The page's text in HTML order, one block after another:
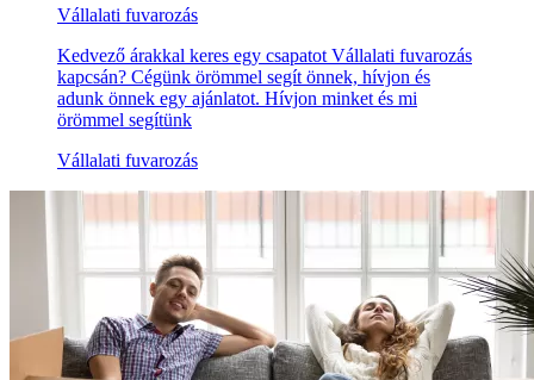
Vállalati fuvarozás
Kedvező árakkal keres egy csapatot Vállalati fuvarozás
kapcsán? Cégünk örömmel segít önnek, hívjon és
adunk önnek egy ajánlatot. Hívjon minket és mi
örömmel segítünk
Vállalati fuvarozás